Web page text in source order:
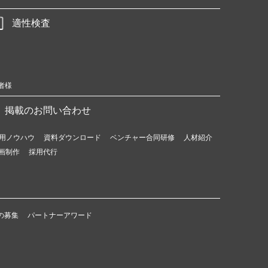
適性検査
様
掲載のお問い合わせ
ノウハウ 資料ダウンロード ベンチャー合同研修
人材紹介
制作
採用代行
募集 パートナーアワード